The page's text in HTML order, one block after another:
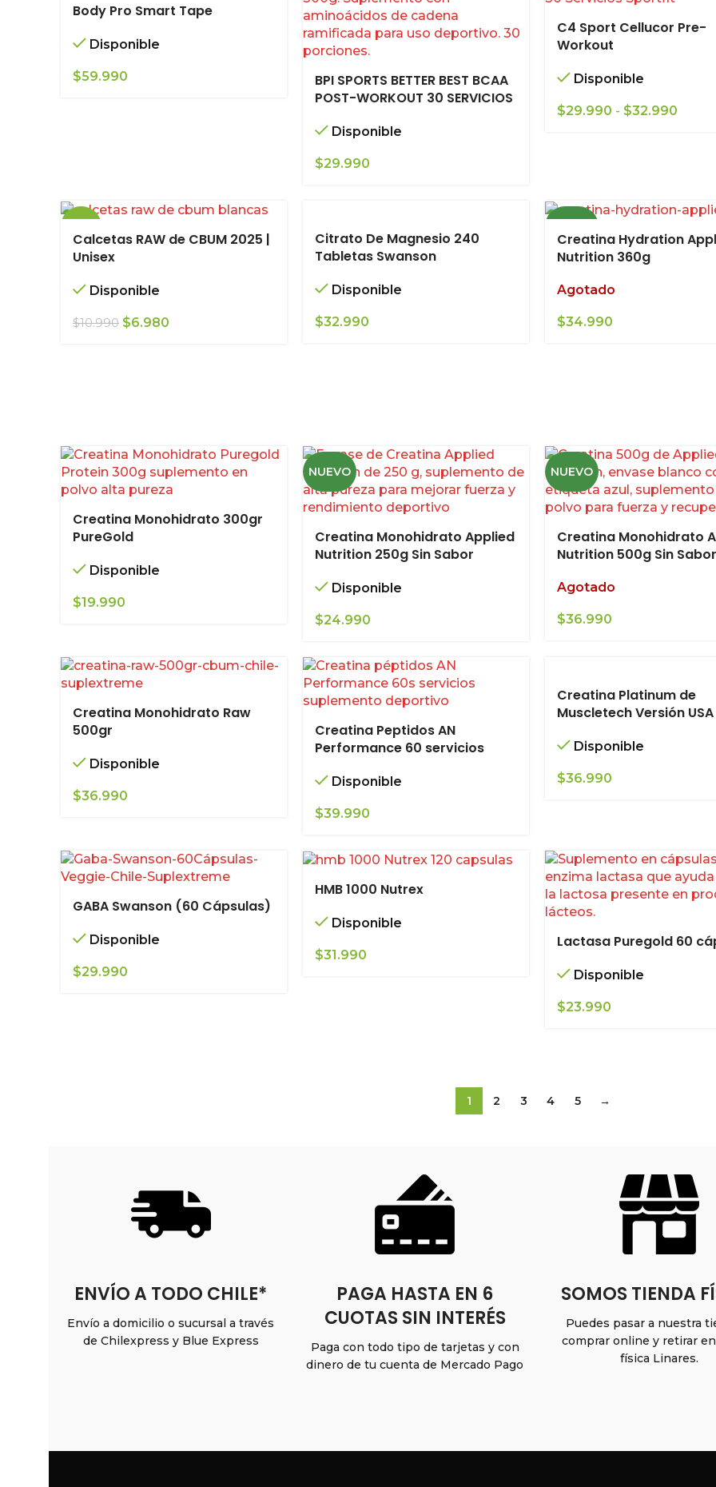
Body Pro Smart Tape
Disponible
$59.990
BPI SPORTS BETTER BEST BCAA
POST-WORKOUT 30 SERVICIOS
Disponible
$29.990
C4 Sport Cellucor Pre-
Workout
Disponible
$29.990 - $32.990
Calcetas RAW de CBUM 2025 |
Unisex
Disponible
$10.990 El
$6.980
Citrato De Magnesio 240
Tabletas Swanson
Disponible
$32.990
Creatina Hydration
Nutrition 360g
Agotado
$34.990
Creatina Monohidrato 300gr
PureGold
Disponible
$19.990
NUEVO
Creatina Monohidrato Applied
Nutrition 250g Sin Sabor
Disponible
$24.990
NUEVO
Creatina Monohidrato
Nutrition 500g Sin Sabor
Agotado
$36.990
Creatina Monohidrato Raw
500gr
Disponible
$36.990
Creatina Peptidos AN
Performance 60 servicios
Disponible
$39.990
Creatina Platinum de
Muscletech Versión USA
Disponible
$36.990
GABA Swanson (60 Cápsulas)
Disponible
$29.990
HMB 1000 Nutrex
Disponible
$31.990
Lactasa Puregold 60
Disponible
$23.990
1 2 3 4 5 →
ENVÍO A TODO CHILE*
Envío a domicilio o sucursal a través
de Chilexpress y Blue Express
PAGA HASTA EN 6
CUOTAS SIN INTERÉS
Paga con todo tipo de tarjetas y con
dinero de tu cuenta de Mercado Pago
SOMOS TIENDA
Puedes pasar a nuestra
comprar online y retirar
física Linares.